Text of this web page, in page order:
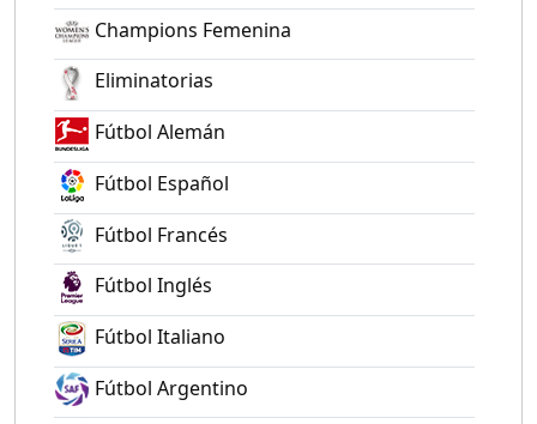
Champions Femenina
Eliminatorias
Fútbol Alemán
Fútbol Español
Fútbol Francés
Fútbol Inglés
Fútbol Italiano
Fútbol Argentino